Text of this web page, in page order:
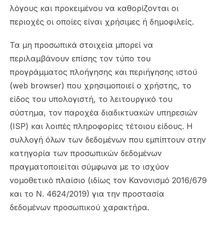
λόγους και προκειμένου να καθορίζονται οι
περιοχές οι οποίες είναι χρήσιμες ή δημοφιλείς.
Τα μη προσωπικά στοιχεία μπορεί να
περιλαμβάνουν επίσης τον τύπο του
προγράμματος πλοήγησης και περιήγησης ιστού
(web browser) που χρησιμοποιεί ο χρήστης, το
είδος του υπολογιστή, το λειτουργικό του
σύστημα, τον παροχέα διαδικτυακών υπηρεσιών
(ISP) και λοιπές πληροφορίες τέτοιου είδους. Η
συλλογή όλων των δεδομένων που εμπίπτουν στην
κατηγορία των προσωπικών δεδομένων
πραγματοποιείται σύμφωνα με το ισχύον
νομοθετικό πλαίσιο (ιδίως τον Κανονισμό 2016/679
και το Ν. 4624/2019) για την προστασία
δεδομένων προσωπικού χαρακτήρα.